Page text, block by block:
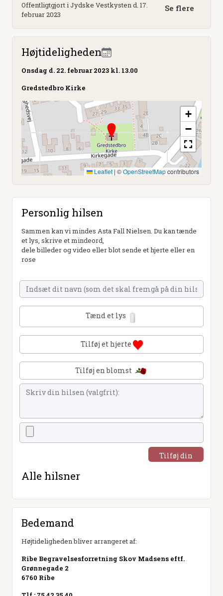
Offentligtgjort i Jydske Vestkysten d. 17.
februar 2023
Se flere
Højtideligheden
Onsdag d. 22. februar 2023 kl. 13.00
Gredstedbro Kirke
+
−
Leaflet | ©OpenStreetMapcontributors
Personlig hilsen
Sammen kan vi mindes Asta Fall Nielsen. Du kan tænde
et lys, skrive et mindeord,
dele billeder og video eller blot sende et hjerte eller en
rose
Tænd et lys
Tilføj et hjerte
Tilføj en blomst
Tilføj din
Alle hilsner
Bedemand
Højtideligheden bliver arrangeret af:
Ribe Begravelsesforretning Skov Madsens eftf.
Grønnegade 2
6760 Ribe